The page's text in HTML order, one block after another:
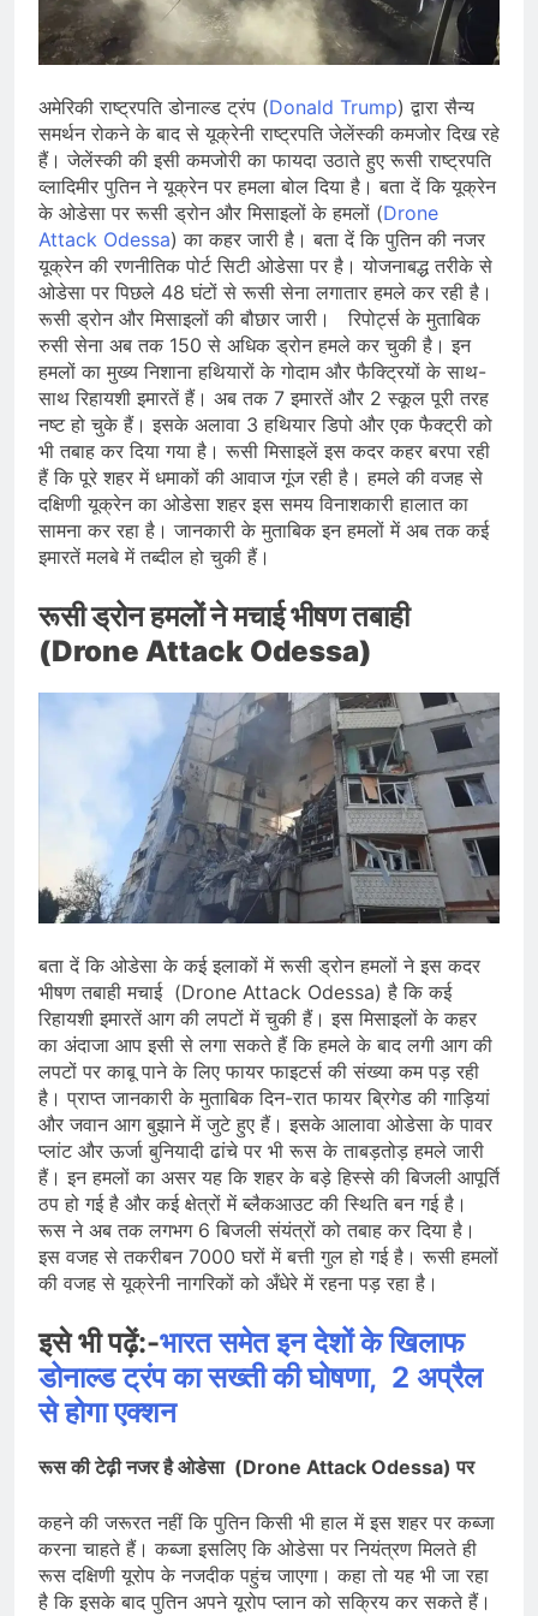
प्रदर्शन तेज़, PM आवास मार्च रोका गया,
सरकार से तीन बड़ी मांगें
August 5, 2026
सावन और आगामी त्योहारों को लेकर देशभर में
धार्मिक आयोजनों की धूम
August 4, 2026
राष्ट्रीय हथकरघा दिवस की तैयारियाँ तेज़,
देशभर में विशेष कार्यक्रमों के जरिए भारतीय
बुनकरों और पारंपरिक वस्त्रों को मिलेगा बढ़ावा
August 2, 2026
अमेरिकी राष्ट्रपति डोनाल्ड ट्रंप (Donald Trump) द्वारा सैन्य
समर्थन रोकने के बाद से यूक्रेनी राष्ट्रपति जेलेंस्की कमजोर दिख रहे
हैं। जेलेंस्की की इसी कमजोरी का फायदा उठाते हुए रूसी राष्ट्रपति
व्लादिमीर पुतिन ने यूक्रेन पर हमला बोल दिया है। बता दें कि यूक्रेन
के ओडेसा पर रूसी ड्रोन और मिसाइलों के हमलों (Drone
Attack Odessa) का कहर जारी है। बता दें कि पुतिन की नजर
यूक्रेन की रणनीतिक पोर्ट सिटी ओडेसा पर है। योजनाबद्ध तरीके से
ओडेसा पर पिछले 48 घंटों से रूसी सेना लगातार हमले कर रही है।
रूसी ड्रोन और मिसाइलों की बौछार जारी। रिपोर्ट्स के मुताबिक
रुसी सेना अब तक 150 से अधिक ड्रोन हमले कर चुकी है। इन
हमलों का मुख्य निशाना हथियारों के गोदाम और फैक्ट्रियों के साथ-
साथ रिहायशी इमारतें हैं। अब तक 7 इमारतें और 2 स्कूल पूरी तरह
नष्ट हो चुके हैं। इसके अलावा 3 हथियार डिपो और एक फैक्ट्री को
भी तबाह कर दिया गया है। रूसी मिसाइलें इस कदर कहर बरपा रही
हैं कि पूरे शहर में धमाकों की आवाज गूंज रही है। हमले की वजह से
दक्षिणी यूक्रेन का ओडेसा शहर इस समय विनाशकारी हालात का
सामना कर रहा है। जानकारी के मुताबिक इन हमलों में अब तक कई
इमारतें मलबे में तब्दील हो चुकी हैं।
रूसी ड्रोन हमलों ने मचाई भीषण तबाही
(Drone Attack Odessa)
बता दें कि ओडेसा के कई इलाकों में रूसी ड्रोन हमलों ने इस कदर
भीषण तबाही मचाई (Drone Attack Odessa) है कि कई
रिहायशी इमारतें आग की लपटों में चुकी हैं। इस मिसाइलों के कहर
का अंदाजा आप इसी से लगा सकते हैं कि हमले के बाद लगी आग की
लपटों पर काबू पाने के लिए फायर फाइटर्स की संख्या कम पड़ रही
है। प्राप्त जानकारी के मुताबिक दिन-रात फायर ब्रिगेड की गाड़ियां
और जवान आग बुझाने में जुटे हुए हैं। इसके आलावा ओडेसा के पावर
प्लांट और ऊर्जा बुनियादी ढांचे पर भी रूस के ताबड़तोड़ हमले जारी
हैं। इन हमलों का असर यह कि शहर के बड़े हिस्से की बिजली आपूर्ति
ठप हो गई है और कई क्षेत्रों में ब्लैकआउट की स्थिति बन गई है।
रूस ने अब तक लगभग 6 बिजली संयंत्रों को तबाह कर दिया है।
इस वजह से तकरीबन 7000 घरों में बत्ती गुल हो गई है। रूसी हमलों
की वजह से यूक्रेनी नागरिकों को अँधेरे में रहना पड़ रहा है।
इसे भी पढ़ें:-भारत समेत इन देशों के खिलाफ
डोनाल्ड ट्रंप का सख्ती की घोषणा, 2 अप्रैल
से होगा एक्शन
रूस की टेढ़ी नजर है ओडेसा (Drone Attack Odessa) पर
कहने की जरूरत नहीं कि पुतिन किसी भी हाल में इस शहर पर कब्जा
करना चाहते हैं। कब्जा इसलिए कि ओडेसा पर नियंत्रण मिलते ही
रूस दक्षिणी यूरोप के नजदीक पहुंच जाएगा। कहा तो यह भी जा रहा
है कि इसके बाद पुतिन अपने यूरोप प्लान को सक्रिय कर सकते हैं।